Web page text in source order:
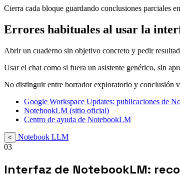
Cierra cada bloque guardando conclusiones parciales
Errores habituales al usar la
Abrir un cuaderno sin objetivo concreto y pedir
Usar el chat como si fuera un asistente genérico, sin
No distinguir entre borrador exploratorio y conclusión
Google Workspace Updates: publicaciones de
NotebookLM (sitio oficial)
Centro de ayuda de NotebookLM
<
Notebook LLM
03
Interfaz de NotebookLM: